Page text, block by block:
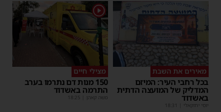
מאירים את השבת
בכל רחבי העיר: המיזם
המדליק של המועצה הדתית
באשדוד
יוסי יחזקאלי |
18:31
1
מצילי חיים
150 מנות דם נתרמו בערב
התרמה באשדוד
משה קאהן |
18:25